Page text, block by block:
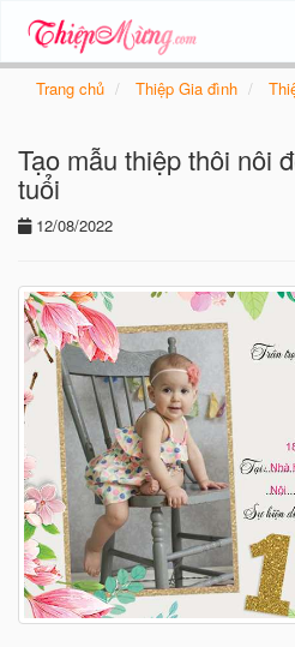
Trang chủ Thiệp Gia đình
Tạo mẫu thiệp thôi nôi
tuổi
12/08/2022